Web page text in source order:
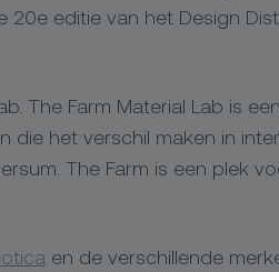
20e editie van het Design
The Farm Material Lab is
het verschil maken in
The Farm is een plek
en de verschillende